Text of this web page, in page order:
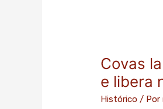
Covas
e libera
Histórico / Por
Covas
lança
concessão
do